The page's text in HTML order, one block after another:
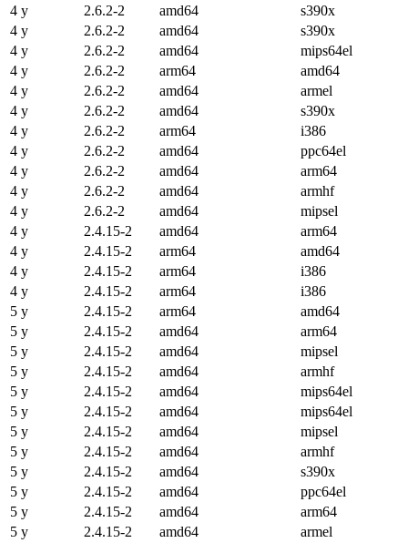
4 y
2.6.2-2 amd64
s390x
4 y
2.6.2-2 amd64
s390x
4 y
2.6.2-2 amd64
mips64el
4 y
2.6.2-2 arm64
amd64
4 y
2.6.2-2 amd64
armel
4 y
2.6.2-2 amd64
s390x
4 y
2.6.2-2 arm64
i386
4 y
2.6.2-2 amd64
ppc64el
4 y
2.6.2-2 amd64
arm64
4 y
2.6.2-2 amd64
armhf
4 y
2.6.2-2 amd64
mipsel
4 y
2.4.15-2 amd64
arm64
4 y
2.4.15-2 arm64
amd64
4 y
2.4.15-2 arm64
i386
4 y
2.4.15-2 arm64
i386
5 y
2.4.15-2 arm64
amd64
5 y
2.4.15-2 amd64
arm64
5 y
2.4.15-2 amd64
mipsel
5 y
2.4.15-2 amd64
armhf
5 y
2.4.15-2 amd64
mips64el
5 y
2.4.15-2 amd64
mips64el
5 y
2.4.15-2 amd64
mipsel
5 y
2.4.15-2 amd64
armhf
5 y
2.4.15-2 amd64
s390x
5 y
2.4.15-2 amd64
ppc64el
5 y
2.4.15-2 amd64
arm64
5 y
2.4.15-2 amd64
armel